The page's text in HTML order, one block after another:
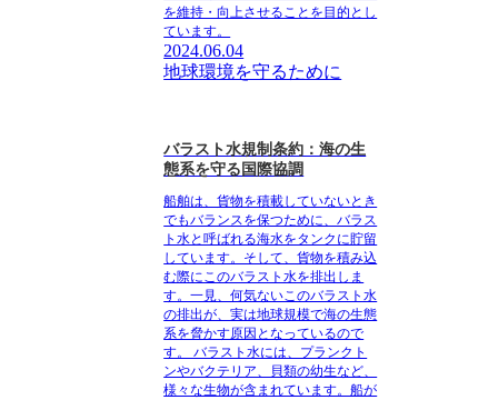
を維持・向上させることを目的とし
ています。
2024.06.04
地球環境を守るために
バラスト水規制条約：海の生
態系を守る国際協調
船舶は、貨物を積載していないとき
でもバランスを保つために、バラス
ト水と呼ばれる海水をタンクに貯留
しています。そして、貨物を積み込
む際にこのバラスト水を排出しま
す。一見、何気ないこのバラスト水
の排出が、実は地球規模で海の生態
系を脅かす原因となっているので
す。 バラスト水には、プランクト
ンやバクテリア、貝類の幼生など、
様々な生物が含まれています。船が